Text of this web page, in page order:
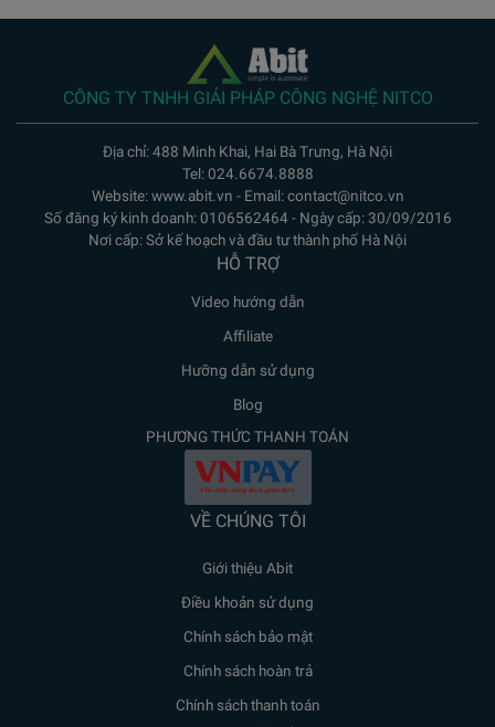
CÔNG TY TNHH GIẢI PHÁP CÔNG NGHỆ NITCO
Địa chỉ: 488 Minh Khai, Hai Bà Trưng, Hà Nội
Tel: 024.6674.8888
Website: www.abit.vn - Email: contact@nitco.vn
Số đăng ký kinh doanh: 0106562464 - Ngày cấp: 30/09/2016
Nơi cấp: Sở kế hoạch và đầu tư thành phố Hà Nội
HỖ TRỢ
Video hướng dẫn
Affiliate
Hưỡng dẫn sử dụng
Blog
PHƯƠNG THỨC THANH TOÁN
VỀ CHÚNG TÔI
Giới thiệu Abit
Điều khoản sử dụng
Chính sách bảo mật
Chính sách hoàn trả
Chính sách thanh toán